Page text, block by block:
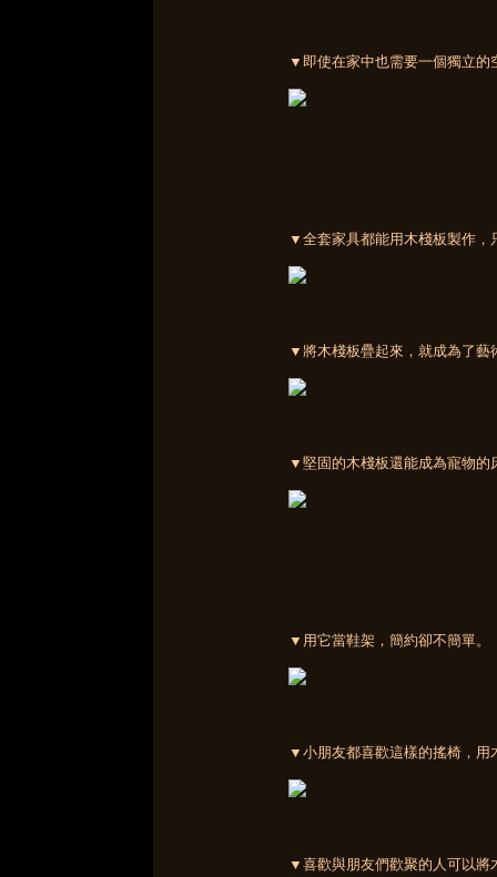
▼即使在家中也需要一個獨立的
▼全套家具都能用木棧板製作，
▼將木棧板疊起來，就成為了藝
▼堅固的木棧板還能成為寵物的
▼用它當鞋架，簡約卻不簡單。
▼小朋友都喜歡這樣的搖椅，用
▼喜歡與朋友們歡聚的人可以將